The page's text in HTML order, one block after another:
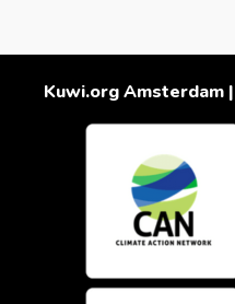
Kuwi.org Amsterdam |